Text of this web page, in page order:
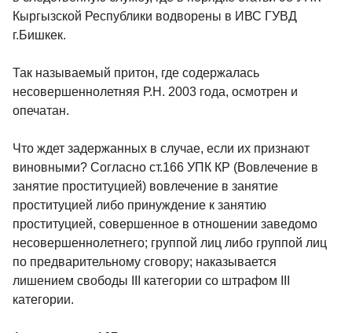
Кыргызской Республики водворены в ИВС ГУВД
г.Бишкек.
Так называемый притон, где содержалась
несовершеннолетняя Р.Н. 2003 года, осмотрен и
опечатан.
Что ждет задержанных в случае, если их признают
виновными? Согласно ст.166 УПК КР (Вовлечение в
занятие проституцией) вовлечение в занятие
проституцией либо принуждение к занятию
проституцией, совершенное в отношении заведомо
несовершеннолетнего; группой лиц либо группой лиц
по предварительному сговору; наказывается
лишением свободы III категории со штрафом III
категории.